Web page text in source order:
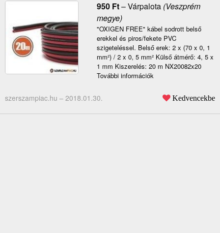
950 Ft–Várpalota(Veszprém
megye)
"OXIGEN FREE" kábel sodrott belső
erekkel és piros/fekete PVC
szigeteléssel. Belső erek: 2 x (70 x 0, 1
mm²) / 2 x 0, 5 mm² Külső átmérő: 4, 5 x
1 mm Kiszerelés: 20 m NX20082x20
További információk
szerszampiac.hu – 2018.01.30. Kedvencekbe